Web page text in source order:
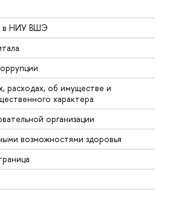
в НИУ ВШЭ
расходах, об имуществе и
характера
организации
возможностями здоровья